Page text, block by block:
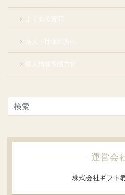
よくある質問
法人・団体の方へ
個人情報保護方針
運営会
株式会社ギフト